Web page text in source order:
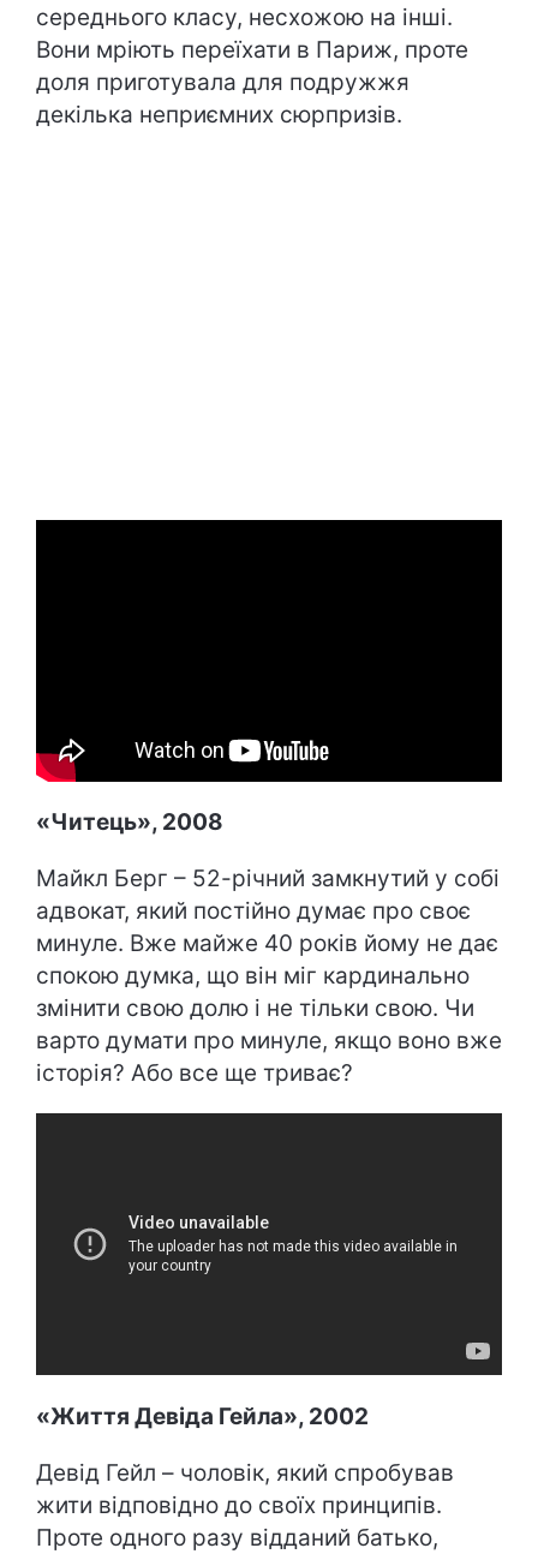
середнього класу, несхожою на інші.
Вони мріють переїхати в Париж, проте
доля приготувала для подружжя
декілька неприємних сюрпризів.
«Читець», 2008
Майкл Берг – 52-річний замкнутий у собі
адвокат, який постійно думає про своє
минуле. Вже майже 40 років йому не дає
спокою думка, що він міг кардинально
змінити свою долю і не тільки свою. Чи
варто думати про минуле, якщо воно вже
історія? Або все ще триває?
«Життя Девіда Гейла», 2002
Девід Гейл – чоловік, який спробував
жити відповідно до своїх принципів.
Проте одного разу відданий батько,